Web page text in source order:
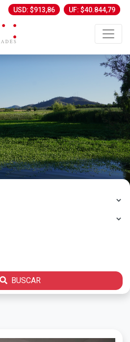
USD: $913,86 UF: $40.844,79
BUSCAR